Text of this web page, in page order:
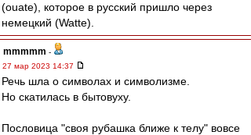
(ouate), которое в русский пришло через
немецкий (Watte).
mmmmm -
27 мар 2023 14:37
Речь шла о символах и символизме.
Но скатилась в бытовуху.
Пословица "своя рубашка ближе к телу" вовсе